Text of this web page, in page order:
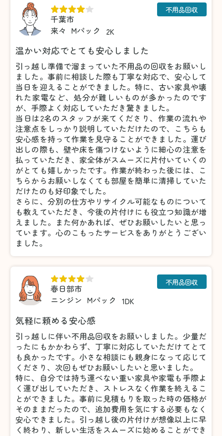
千葉市
来々 Mパック 2K
不用品回収
温かい対応でとても安心しました
引っ越し準備で溜まっていた不用品の回収をお願いし
ました。事前に相談した際も丁寧な対応で、安心して
当日を迎えることができました。特に、古い家具や壊
れた家電など、処分が難しいものが多かったのです
が、手際よく対応していただき驚きました。
当日は2名のスタッフが来てくださり、作業の流れや
注意点をしっかり説明していただけたので、こちらも
安心感を持って作業を見守ることができました。運び
出しの際も、壁や床を傷つけないように細心の注意を
払っていただき、家全体がスムーズに片付いていくの
がとても嬉しかったです。作業が終わった後には、こ
ちらからお願いしなくても部屋を簡単に清掃していた
だけたのも好印象でした。
さらに、分別の仕方やリサイクル可能なものについて
も教えていただき、今後の片付けにも役立つ知識が増
えました。また何かあれば、ぜひお願いしたいと思っ
ています。心のこもったサービスをありがとうござい
ました。
春日部市
ニンジン Mパック 1DK
不用品回収
気軽に頼める安心感
引っ越しに伴い不用品回収をお願いしました。少量だ
ったにもかかわらず、丁寧に対応していただけてとて
も良かったです。小さな相談にも親身になって応じて
くださり、次回もぜひお願いしたいと思いました。
特に、自分では持ち運べない重い家具や家電も手際よ
く運び出していただき、ストレスなく作業を終えるこ
とができました。事前に見積もりを取った時の価格が
そのままだったので、追加費用を気にする必要もなく
安心できました。引っ越し後の片付けが想像以上に早
く終わり、新しい生活をスムーズに始めることができ